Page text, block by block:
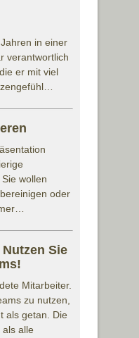
in einer
verantwortlich
er mit viel
wollen
oder
Sie
Mitarbeiter.
zu nutzen,
als getan. Die
als alle